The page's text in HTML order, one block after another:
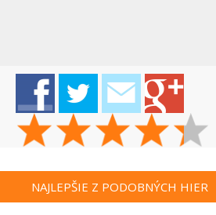
NAJLEPŠIE Z PODOBNÝCH HIER